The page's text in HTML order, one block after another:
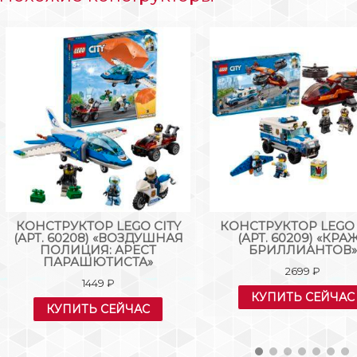
КОНСТРУКТОР LEGO CITY
(АРТ. 60209) «КРАЖА
БРИЛЛИАНТОВ»
КУПИТЬ СЕЙЧАС
КОНСТРУКТОР LEGO
(АРТ. 60217)
САМОЛЁТ»
2129 ₽
КУПИТЬ СЕЙЧАС